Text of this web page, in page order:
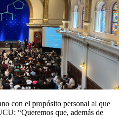
con el propósito personal al que
“Queremos que, además de